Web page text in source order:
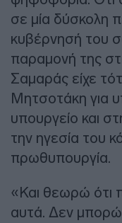
σε μία δύσκολη
κυβέρνησή του
παραμονή της
Σαμαράς είχε
Μητσοτάκη για
υπουργείο και
την ηγεσία του
πρωθυπουργία.
«Και θεωρώ ότι
αυτά. Δεν μπορώ